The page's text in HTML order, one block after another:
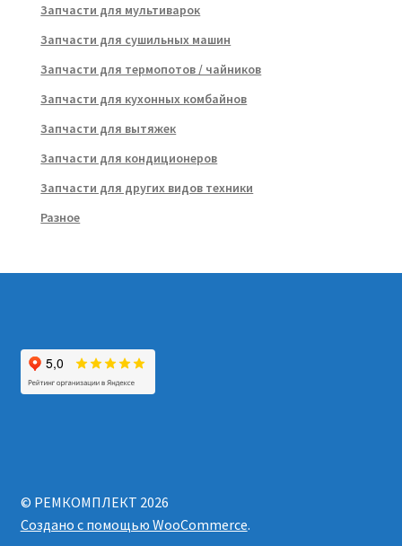
Запчасти для мультиварок
Запчасти для сушильных машин
Запчасти для термопотов / чайников
Запчасти для кухонных комбайнов
Запчасти для вытяжек
Запчасти для кондиционеров
Запчасти для других видов техники
Разное
© РЕМКОМПЛЕКТ 2026
Создано с помощью WooCommerce.